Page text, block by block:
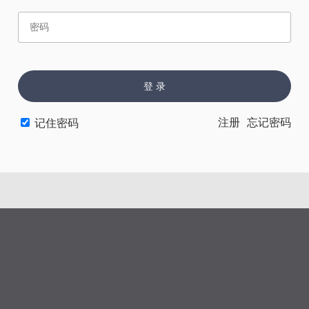
赏 催 票
登 录
记住密码 忘记密码
注册